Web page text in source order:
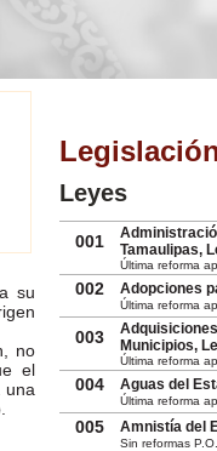
su
no
el
una
Leyes
001
Tamaulipas,
Última reforma
002 Adopciones
Última reforma
003
Municipios,
Última reforma
004 Aguas del
Última reforma
005 Amnistía del
Sin reformas